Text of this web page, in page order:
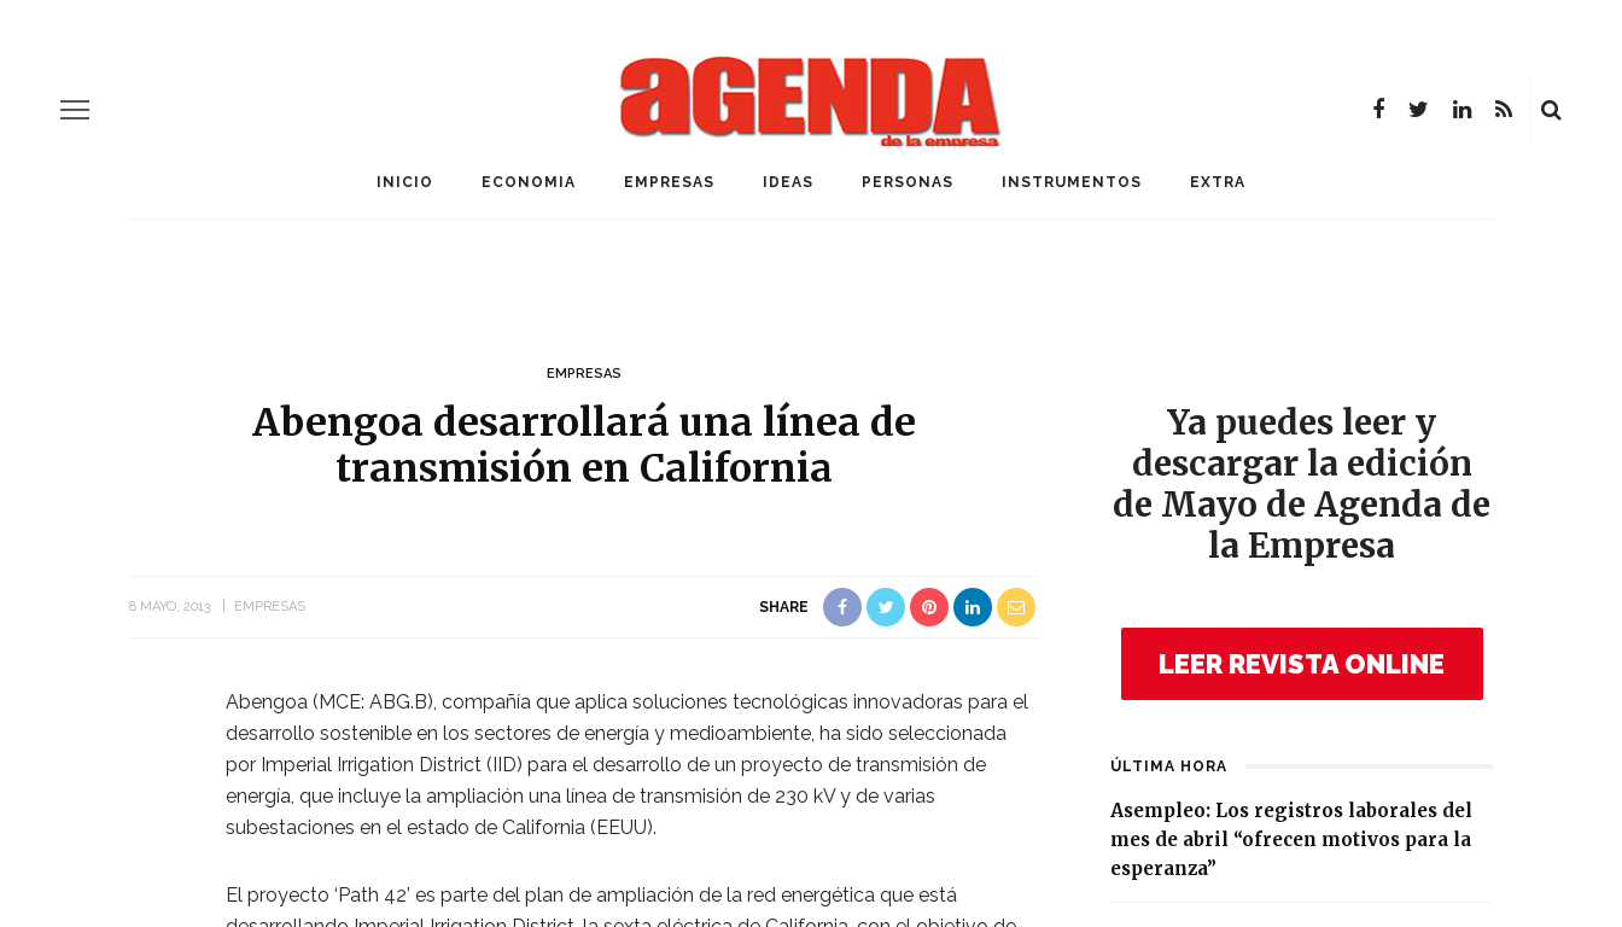
INICIO ECONOMIA EMPRESAS IDEAS PERSONAS INSTRUMENTOS EXTRA
EMPRESAS
Abengoa desarrollará una línea de
transmisión en California
8 MAYO, 2013 EMPRESAS SHARE
Abengoa (MCE: ABG.B), compañía que aplica soluciones tecnológicas innovadoras para el
desarrollo sostenible en los sectores de energía y medioambiente, ha sido seleccionada
por Imperial Irrigation District (IID) para el desarrollo de un proyecto de transmisión de
energía, que incluye la ampliación una línea de transmisión de 230 kV y de varias
subestaciones en el estado de California (EEUU).
El proyecto ‘Path 42’ es parte del plan de ampliación de la red energética que está
Ya puedes leer y
descargar la edición
de Mayo de Agenda de
la Empresa
LEER REVISTA ONLINE
ÚLTIMA HORA
Asempleo: Los registros laborales del
mes de abril “ofrecen motivos para la
esperanza”